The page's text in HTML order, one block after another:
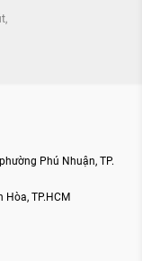
Phú Nhuận, TP.
Hòa, TP.HCM